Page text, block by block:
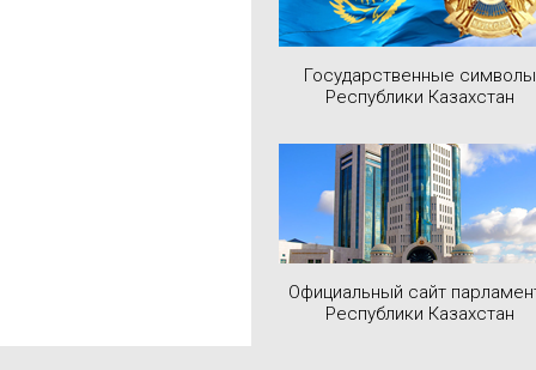
Государственные символы
Республики Казахстан
Официальный сайт
Республики Казахстан